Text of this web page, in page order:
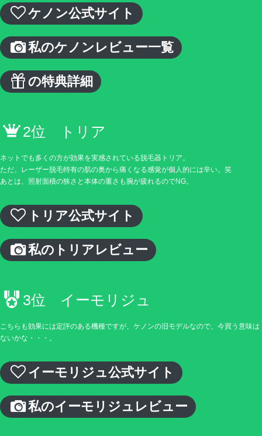
ケノン公式サイト
私のケノンレビュー一覧
の特典詳細
2位 トリア
ネットでも多くの方が効果を実感されている脱毛器トリア。
ただ、レーザー脱毛特有の肌の奥から痛くなる感覚が個人的には辛い。笑
あとは、照射面積の狭さと本体の重さも腕が疲れるのでNG。
トリア公式サイト
私のトリアレビュー
3位 イーモリジュ
こちらも効果には定評のある機種ですが、ケノンの旧モデルなので、今買う意味は
ないかな・・・。
イーモリジュ公式サイト
私のイーモリジュレビュー